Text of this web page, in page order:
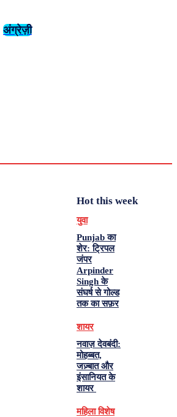
अंग्रेज़ी
Hot this week
युवा
Punjab का
शेर: ट्रिपल
जंपर
Arpinder
Singh के
संघर्ष से गोल्ड
तक का सफ़र
शायर
नवाज़ देवबंदी:
मोहब्बत,
जज़्बात और
इंसानियत के
शायर
महिला विशेष